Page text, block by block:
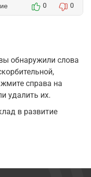
0 0
обнаружили слова
справа на
удалить их.
в развитие